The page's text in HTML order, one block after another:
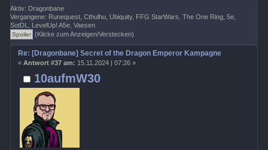
Aktiv: Dragonbane
Vergangene: Runequest, Cthulhu, Ubiquity, FFG StarWars, The One Ring, 5e,
SotDL, LevelUp! A5e, Vaesen
(Klicke zum Anzeigen/Verstecken)
10aufmW30
Re: [Dragonbane] Secret of the Dragon Emperor Kampagne
« Antwort #37 am: 15.11.2024 | 07:26 »